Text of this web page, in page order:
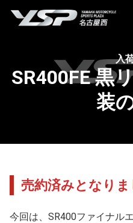
入
SR400FE 黒
装
売約済みとなりま
今回は、SR400ファイナル